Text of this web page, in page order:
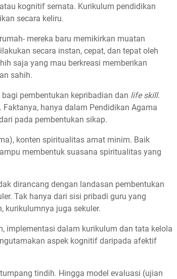
kognitif semata. Kurikulum pendidikan
secara keliru.
mereka baru memikirkan muatan
secara instan, cepat, dan tepat oleh
saja yang mau berkreasi memberikan
sahih.
pembentukan kepribadian dan life skill.
hanya dalam Pendidikan Agama
pada pembentukan sikap.
konten spiritualitas amat minim. Baik
membentuk suasana spiritualitas yang
dirancang dengan landasan pembentukan
Tak hanya dari sisi pribadi guru yang
kurikulumnya juga sekuler.
implementasi dalam kurikulum dan tata kelola
aspek kognitif daripada afektif
tindih. Hingga model evaluasi (ujian